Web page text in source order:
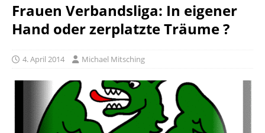
Frauen Verbandsliga: In eigener
Hand oder zerplatzte Träume ?
4. April 2014 Michael Mitsching